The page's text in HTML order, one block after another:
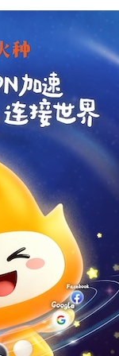
支持 [0] 反对[0]
支持[0] 反对
支持[0] 反对[0]